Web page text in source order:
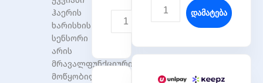
ჰაერის
ხარისხის
სენსორი
არის
მრავალფუნქციური
მოწყობილობა,
Sensor
Monitor
Დამატება
Zigbee
Sensor
Smart
Დამატება